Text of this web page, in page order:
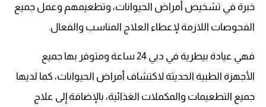
خبرة في تشخيص أمراض الحيوانات، وتطعيمهم وعمل جميع
الفحوصات اللازمة لإعطاء العلاج المناسب والفعال.
فهي عيادة بيطرية في دبي 24 ساعة ومتوفر بها جميع
الأجهزة الطبية الحديثة لاكتشاف أمراض الحيوانات، كما لديها
جميع التطعيمات والمكملات الغذائية، بالإضافة إلى علاج